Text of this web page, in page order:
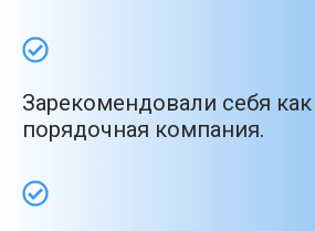
Зарекомендовали себя как
порядочная компания.